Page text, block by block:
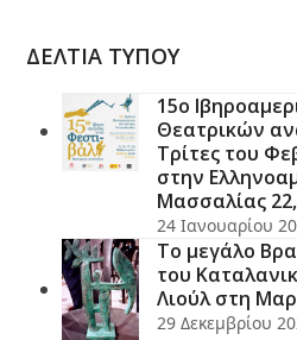
ΔΕΛΤΙΑ ΤΥΠΟΥ
15ο
Θεατρικών
Τρίτες του
στην
Μασσαλίας
24 Ιανουαρίου
Το μεγάλο
του
Λιούλ στη
29 Δεκεμβρίου